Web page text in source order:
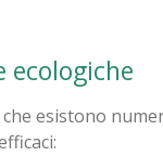
ecologiche
esistono